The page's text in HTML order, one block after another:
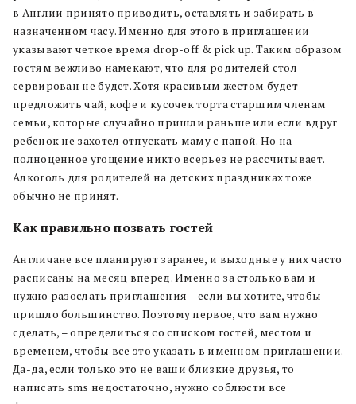
в Англии принято приводить, оставлять и забирать в
назначенном часу. Именно для этого в приглашении
указывают четкое время drop-off & pick up. Таким образом
гостям вежливо намекают, что для родителей стол
сервирован не будет. Хотя красивым жестом будет
предложить чай, кофе и кусочек торта старшим членам
семьи, которые случайно пришли раньше или если вдруг
ребенок не захотел отпускать маму с папой. Но на
полноценное угощение никто всерьез не рассчитывает.
Алкоголь для родителей на детских праздниках тоже
обычно не принят.
Как правильно позвать гостей
Англичане все планируют заранее, и выходные у них часто
расписаны на месяц вперед. Именно за столько вам и
нужно разослать приглашения – если вы хотите, чтобы
пришло большинство. Поэтому первое, что вам нужно
сделать, – определиться со списком гостей, местом и
временем, чтобы все это указать в именном приглашении.
Да-да, если только это не ваши близкие друзья, то
написать sms недостаточно, нужно соблюсти все